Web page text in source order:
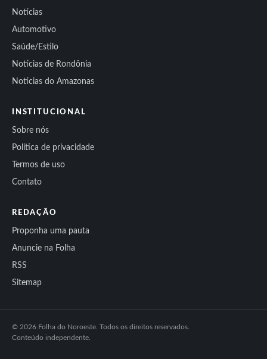
Notícias
Automotivo
Saúde/Estilo
Notícias de Rondônia
Notícias do Amazonas
INSTITUCIONAL
Sobre nós
Política de privacidade
Termos de uso
Contato
REDAÇÃO
Proponha uma pauta
Anuncie na Folha
RSS
Sitemap
© 2026 Folha do Noroeste. Todos os direitos reservados.
Conteúdo independente.